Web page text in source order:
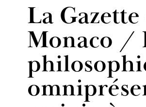
La Gazette
Monaco /